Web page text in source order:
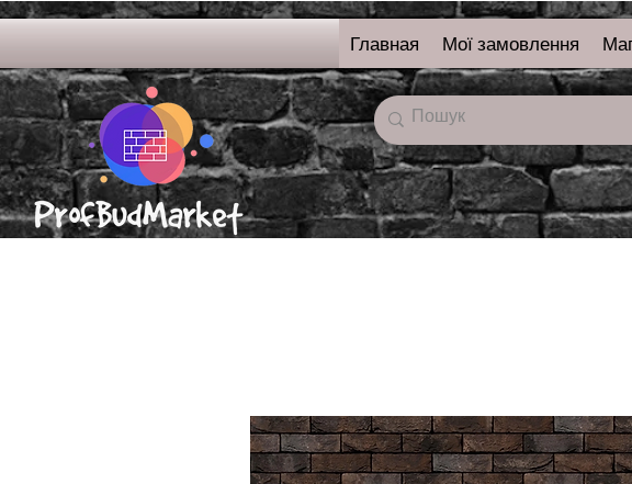
онлайн-магазин
строительных
материалов
Главная Мої замовлення